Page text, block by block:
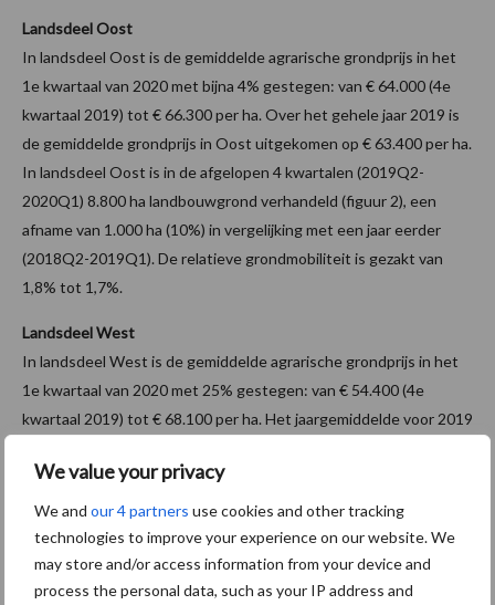
We value your privacy
We and our 4 partners use cookies and other tracking
technologies to improve your experience on our website. We
may store and/or access information from your device and
process the personal data, such as your IP address and
Landsdeel Oost
In landsdeel Oost is de gemiddelde agrarische grondprijs in het
1e kwartaal van 2020 met bijna 4% gestegen: van € 64.000 (4e
kwartaal 2019) tot € 66.300 per ha. Over het gehele jaar 2019 is
de gemiddelde grondprijs in Oost uitgekomen op € 63.400 per ha.
In landsdeel Oost is in de afgelopen 4 kwartalen (2019Q2-
2020Q1) 8.800 ha landbouwgrond verhandeld (figuur 2), een
afname van 1.000 ha (10%) in vergelijking met een jaar eerder
(2018Q2-2019Q1). De relatieve grondmobiliteit is gezakt van
1,8% tot 1,7%.
Landsdeel West
In landsdeel West is de gemiddelde agrarische grondprijs in het
1e kwartaal van 2020 met 25% gestegen: van € 54.400 (4e
kwartaal 2019) tot € 68.100 per ha. Het jaargemiddelde voor 2019
met 21% afgenomen: van 4.700 ha in de periode 2018Q2-
2019Q1 tot 3.700 ha over de laatste 4 kwartalen (2019Q2-
2020Q1). De relatieve grondmobiliteit over de laatste 4
kwartalen komt uit op 1,8%, tegen 2,2% in dezelfde periode het
jaar daarvoor.